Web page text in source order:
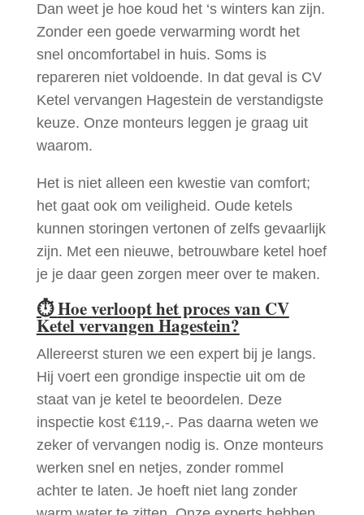
Dan weet je hoe koud het ‘s winters kan zijn.
Zonder een goede verwarming wordt het
snel oncomfortabel in huis. Soms is
repareren niet voldoende. In dat geval is CV
Ketel vervangen Hagestein de verstandigste
keuze. Onze monteurs leggen je graag uit
waarom.
Het is niet alleen een kwestie van comfort;
het gaat ook om veiligheid. Oude ketels
kunnen storingen vertonen of zelfs gevaarlijk
zijn. Met een nieuwe, betrouwbare ketel hoef
je je daar geen zorgen meer over te maken.
⏱Hoe verloopt het proces van CV
Ketel vervangen Hagestein?
Allereerst sturen we een expert bij je langs.
Hij voert een grondige inspectie uit om de
staat van je ketel te beoordelen. Deze
inspectie kost €119,-. Pas daarna weten we
zeker of vervangen nodig is. Onze monteurs
werken snel en netjes, zonder rommel
achter te laten. Je hoeft niet lang zonder